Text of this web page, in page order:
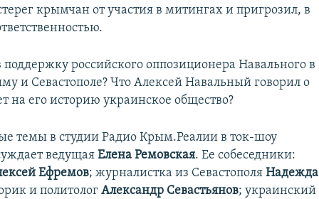
крымчан от участия в митингах и пригрозил, в
российского оппозиционера Навального в
и Севастополе? Что Алексей Навальный говорил о
на его историю украинское общество?
темы в студии Радио Крым.Реалии в ток-шоу
ведущаяЕлена Ремовская. Ее собеседники:
Ефремов; журналистка из СевастополяНадежда
и политологАлександр Севастьянов; украинский